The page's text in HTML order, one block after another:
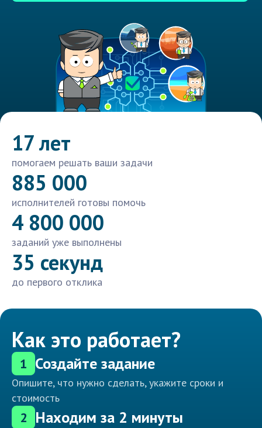
17 лет
помогаем решать ваши задачи
885 000
исполнителей готовы помочь
4 800 000
заданий уже выполнены
35 секунд
до первого отклика
Как это работает?
1 Создайте задание
Опишите, что нужно сделать, укажите сроки и
стоимость
2 Находим за 2 минуты